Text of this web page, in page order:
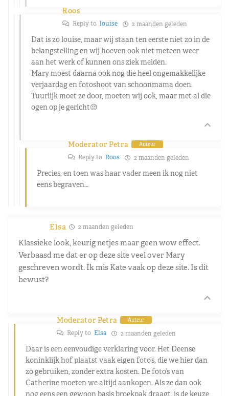
Roos
Reply to louise 2 maanden geleden
Dat is zo louise, maar wij staan ten eerste niet zo in de
belangstelling en wij hoeven ook niet meteen weer
aan het werk of kunnen ons ziek melden.
Mary moest daarna ook nog die heel ongemakkelijke
verjaardag en fotoshoot van schoonmama doen.
Tuurlijk moet ze door, moeten wij ook, maar met al die
ogen op je gericht😔
Moderator Petra Auteur
Reply to Roos 2 maanden geleden
Precies, en toen was haar vader meen ik nog niet
eens begraven…
Elsa 2 maanden geleden
Klassieke look, keurig netjes maar geen wow effect.
Verbaasd me dat er op deze site veel over Mary
geschreven wordt. Ik mis Kate vaak op deze site. Is dit
bewust?
Moderator Petra Auteur
Reply to Elsa 2 maanden geleden
Daar is een eenvoudige verklaring voor. Het Deense
koninklijk hof plaatst vaak eigen foto’s, die we hier dan
zo gebruiken, zonder extra kosten. De foto’s van
Catherine moeten we altijd aankopen. Als ze dan ook
nog eens een gewoon basis broekpak draagt, is de keuze